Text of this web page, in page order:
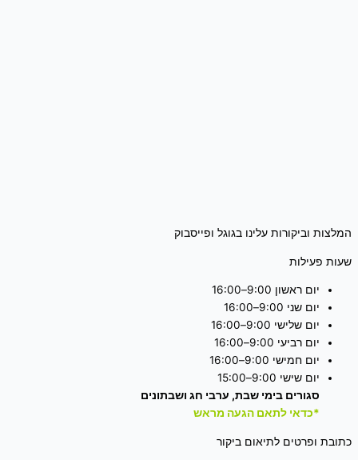
המלצות וביקורות עלינו בגוגל ופייסבוק
שעות פעילות
יום ראשון 9:00–16:00
יום שני 9:00–16:00
יום שלישי 9:00–16:00
יום רביעי 9:00–16:00
יום חמישי 9:00–16:00
יום שישי 9:00–15:00
סגורים בימי שבת, ערבי חג ושבתונים
*כדאי לתאם הגעה מראש
כתובת ופרטים לתיאום ביקור